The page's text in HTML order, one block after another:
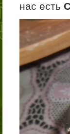
нас есть